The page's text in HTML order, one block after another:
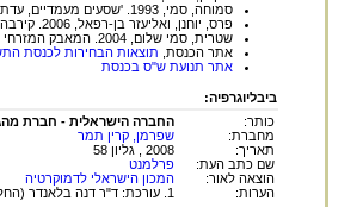
סמוחה, סמי, 1993. 'שסעים מעמדיים, עדתיים ולאומיים ודמוקרטיה בישראל', בתוך: אורי רם (עורך), החברה הישראלית: היבטים ביקורתיים, תל אביב: ברירות: 172–202.
פרס, יוחנן, ואליעזר בן-רפאל, 2006. קירבה ומריבה: שסעים בחברה הישראלית, תל אביב: עם עובד.
שטרית, סמי שלום, 2004. המאבק המזרחי בישראל: 1948–2003, תל אביב: עם עובד.
אתר הכנסת, תוצאות הבחירות לכנסת
אתר תנועת ש"ס בכנסת
ביבליוגרפיה:
כותר:
החברה הישראלית - חברת
מחברת:
שפרמן, קרין תמר
תאריך:
2008 , גליון 58
שם כתב העת:
פרלמנט
הוצאה לאור:
המכון הישראלי לדמוקרטיה
הערות:
1. עורכת: ד"ר דנה בלאנדר (החל משנת 2006).